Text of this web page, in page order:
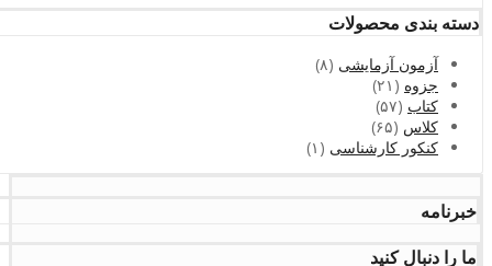
دسته بندی محصولات
آزمون آزمایشی (۸)
جزوه (۲۱)
کتاب (۵۷)
کلاس (۶۵)
کنکور کارشناسی (۱)
خبرنامه
ما را دنبال کنید